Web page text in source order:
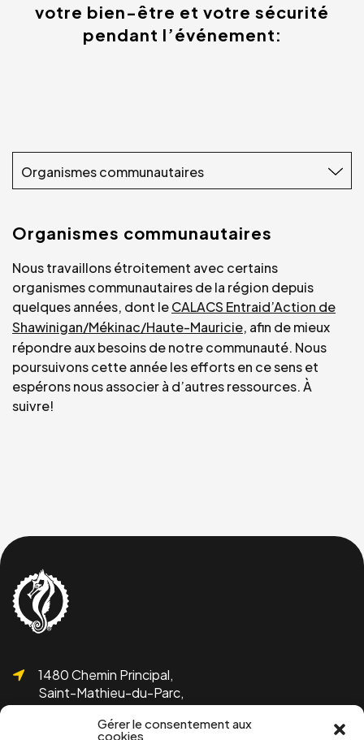
Gérer le consentement aux
cookies
votre bien-être et votre sécurité
pendant l’événement:
Organismes communautaires
Organismes communautaires
Nous travaillons étroitement avec certains
organismes communautaires de la région depuis
quelques années, dont leCALACS Entraid’Action de
Shawinigan/Mékinac/Haute-Mauricie, afin de mieux
répondre aux besoins de notre communauté. Nous
poursuivons cette année les efforts en ce sens et
espérons nous associer à d’autres ressources. À
suivre!
1480 Chemin Principal,
Saint-Mathieu-du-Parc,
QC G0X 1N0